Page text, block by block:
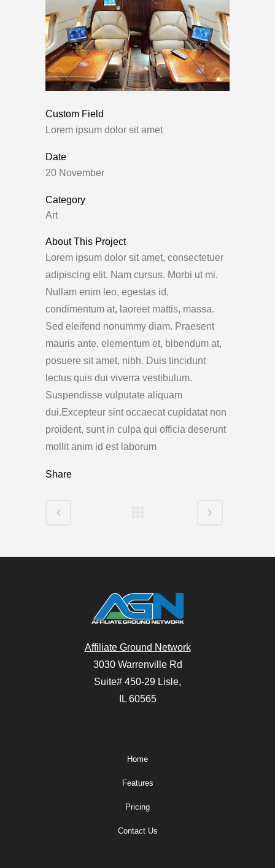
Custom Field
Lorem ipsum dolor sit amet
Date
20 November
Category
Art
About This Project
Lorem ipsum dolor sit amet, consectetuer
adipiscing elit. Nam cursus. Morbi ut mi.
Nullam enim leo, egestas id,
condimentum at, laoreet mattis, massa.
Sed eleifend nonummy diam. Praesent
mauris ante, elementum et, bibendum at,
posuere sit amet, nibh. Duis tincidunt
lectus quis dui viverra vestibulum.
Suspendisse vulputate aliquam
dui.Excepteur sint occaecat cupidatat non
proident, sunt in culpa qui officia deserunt
mollit anim id est laborum
Share
Affiliate Ground Network
3030 Warrenville Rd
Suite# 450-29 Lisle,
IL 60565
Home
Features
Pricing
Contact Us